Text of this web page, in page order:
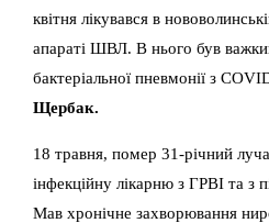
квітня лікувався в
апараті ШВЛ. В нього був
бактеріальної пневмонії з
Щербак.
18 травня, помер 31-річний
інфекційну лікарню з ГРВІ та з
Мав хронічне захворювання